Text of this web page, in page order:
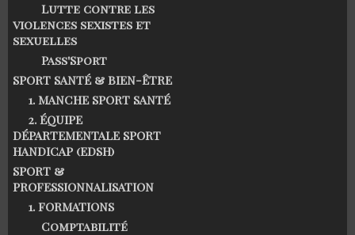
Lutte contre les
violences sexistes et
sexuelles
Pass'Sport
SPORT SANTÉ & BIEN-ÊTRE
1. MANCHE SPORT SANTÉ
2. ÉQUIPE
DÉPARTEMENTALE SPORT
HANDICAP (EDSH)
SPORT &
PROFESSIONNALISATION
1. FORMATIONS
Comptabilité